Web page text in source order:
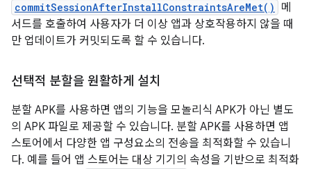
commitSessionAfterInstallConstraintsAreMet()
메
서드를 호출하여 사용자가 더 이상 앱과 상호작용하지 않을 때
만 업데이트가 커밋되도록 할 수 있습니다.
선택적 분할을 원활하게 설치
분할 APK를 사용하면 앱의 기능을 모놀리식 APK가 아닌 별도
의 APK 파일로 제공할 수 있습니다. 분할 APK를 사용하면 앱
스토어에서 다양한 앱 구성요소의 전송을 최적화할 수 있습니
다. 예를 들어 앱 스토어는 대상 기기의 속성을 기반으로 최적화